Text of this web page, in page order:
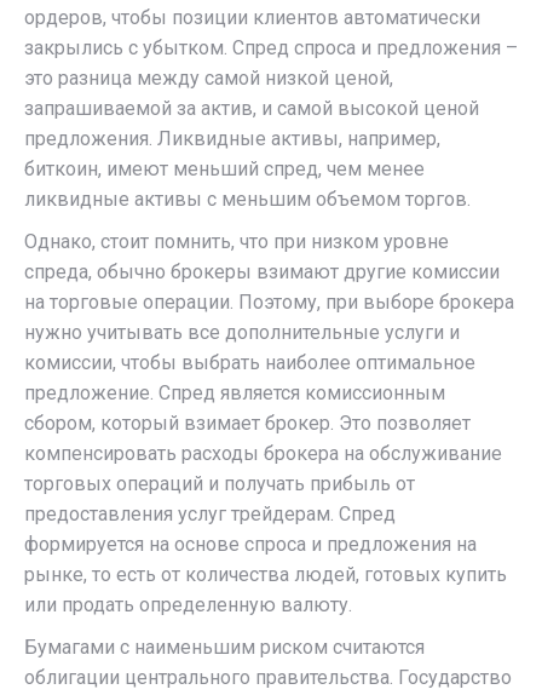
ордеров, чтобы позиции клиентов автоматически
закрылись с убытком. Спред спроса и предложения –
это разница между самой низкой ценой,
запрашиваемой за актив, и самой высокой ценой
предложения. Ликвидные активы, например,
биткоин, имеют меньший спред, чем менее
ликвидные активы с меньшим объемом торгов.
Однако, стоит помнить, что при низком уровне
спреда, обычно брокеры взимают другие комиссии
на торговые операции. Поэтому, при выборе брокера
нужно учитывать все дополнительные услуги и
комиссии, чтобы выбрать наиболее оптимальное
предложение. Спред является комиссионным
сбором, который взимает брокер. Это позволяет
компенсировать расходы брокера на обслуживание
торговых операций и получать прибыль от
предоставления услуг трейдерам. Спред
формируется на основе спроса и предложения на
рынке, то есть от количества людей, готовых купить
или продать определенную валюту.
Бумагами с наименьшим риском считаются
облигации центрального правительства. Государство